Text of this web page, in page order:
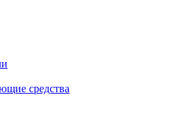
средства